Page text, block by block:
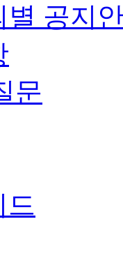
별 공지
문
드